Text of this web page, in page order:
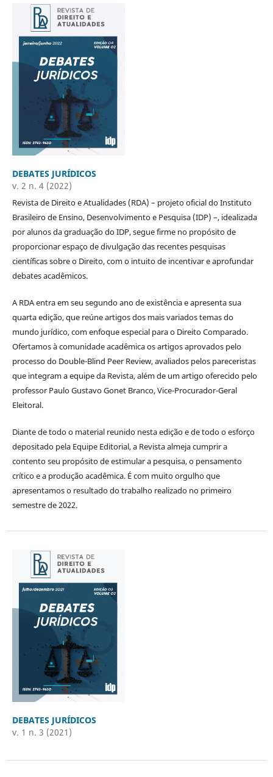
DEBATES JURÍDICOS
v. 2 n. 4 (2022)
Revista de Direito e Atualidades (RDA) – projeto oficial do Instituto
Brasileiro de Ensino, Desenvolvimento e Pesquisa (IDP) –, idealizada
por alunos da graduação do IDP, segue firme no propósito de
proporcionar espaço de divulgação das recentes pesquisas
científicas sobre o Direito, com o intuito de incentivar e aprofundar
debates acadêmicos.
A RDA entra em seu segundo ano de existência e apresenta sua
quarta edição, que reúne artigos dos mais variados temas do
mundo jurídico, com enfoque especial para o Direito Comparado.
Ofertamos à comunidade acadêmica os artigos aprovados pelo
processo do Double-Blind Peer Review, avaliados pelos pareceristas
que integram a equipe da Revista, além de um artigo oferecido pelo
professor Paulo Gustavo Gonet Branco, Vice-Procurador-Geral
Eleitoral.
Diante de todo o material reunido nesta edição e de todo o esforço
depositado pela Equipe Editorial, a Revista almeja cumprir a
contento seu propósito de estimular a pesquisa, o pensamento
crítico e a produção acadêmica. É com muito orgulho que
apresentamos o resultado do trabalho realizado no primeiro
semestre de 2022.
DEBATES JURÍDICOS
v. 1 n. 3 (2021)